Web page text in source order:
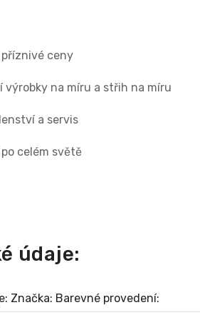
ceny
výrobky na míru a střih na míru
a servis
celém světě
údaje:
Značka: Barevné provedení: